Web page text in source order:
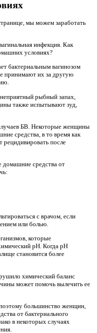
мы можем заработать
инфекция. Как
условиях?
бактериальным вагинозом
принимают их за другую
рыбный запах,
также испытывают зуд,
БВ. Некоторые женщины
средства, в то время как
после
домашние средства от
с врачом, если
или болью.
которые
pH. Когда pH
становится более
химический баланс
может помочь вылечить ее
большинство женщин,
от бактериального
в некоторых случаях